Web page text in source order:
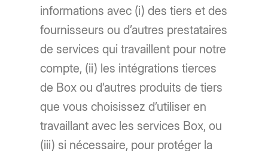
informations avec (i) des tiers et des
fournisseurs ou d’autres prestataires
de services qui travaillent pour notre
compte, (ii) les intégrations tierces
de Box ou d’autres produits de tiers
que vous choisissez d’utiliser en
travaillant avec les services Box, ou
(iii) si nécessaire, pour protéger la